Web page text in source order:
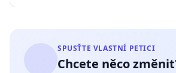
SPUSŤTE VLASTNÍ PETICI
Chcete něco